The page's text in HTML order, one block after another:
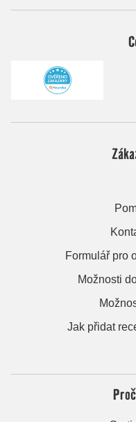
Formulář pro
Možnosti
Jak přidat